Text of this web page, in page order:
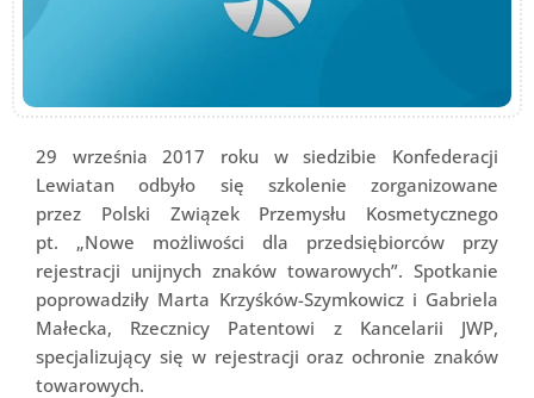
29 września 2017 roku w siedzibie Konfederacji
Lewiatan odbyło się szkolenie zorganizowane
przez Polski Związek Przemysłu Kosmetycznego
pt. „Nowe możliwości dla przedsiębiorców przy
rejestracji unijnych znaków towarowych”. Spotkanie
poprowadziły Marta Krzyśków-Szymkowicz i Gabriela
Małecka, Rzecznicy Patentowi z Kancelarii JWP,
specjalizujący się w rejestracji oraz ochronie znaków
towarowych.